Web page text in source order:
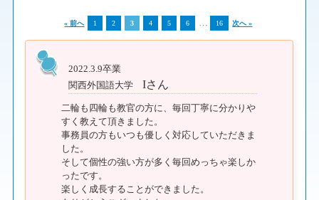
« 前へ 1 2 3 4 5 6 … 16 次へ »
2022.3.9卒業
関西外国語大学
Iさん
二輪も四輪も教官の方に、毎回丁寧に分かりや
すく教えて頂きました。
事務員の方もいつも優しく対応していただきま
した。
そして個性の強い方が多く毎回めっちゃ楽しか
ったです。
楽しく成長することができました。